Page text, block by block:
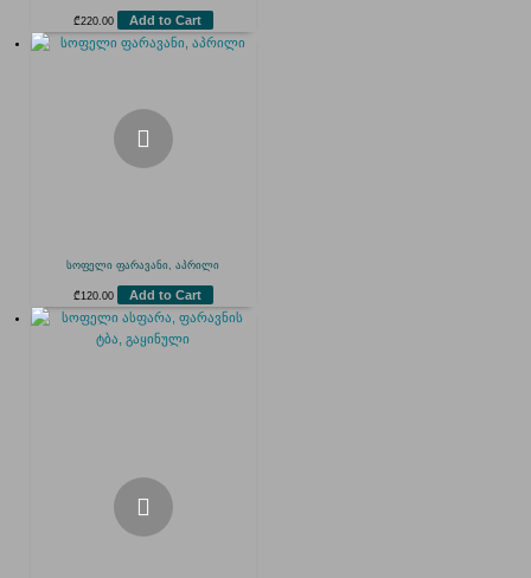
₾220.00 Add to Cart
სოფელი ფარავანი, აპრილი
₾120.00 Add to Cart